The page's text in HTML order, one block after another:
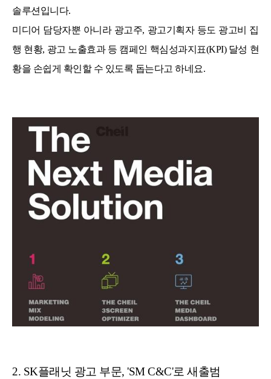
솔루션입니다.
미디어 담당자뿐 아니라 광고주, 광고기획자 등도 광고비 집
행 현황, 광고 노출효과 등 캠페인 핵심성과지표(KPI) 달성 현
황을 손쉽게 확인할 수 있도록 돕는다고 하네요.
2. SK플래닛 광고 부문, 'SM C&C'로 새출범